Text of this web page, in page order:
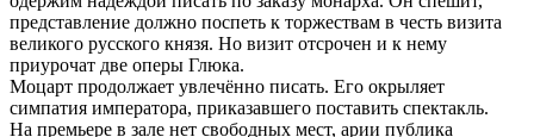
представление должно поспеть к торжествам в честь визита
великого русского князя. Но визит отсрочен и к нему
приурочат две оперы Глюка.
Моцарт продолжает увлечённо писать. Его окрыляет
симпатия императора, приказавшего поставить спектакль.
На премьере в зале нет свободных мест, арии публика